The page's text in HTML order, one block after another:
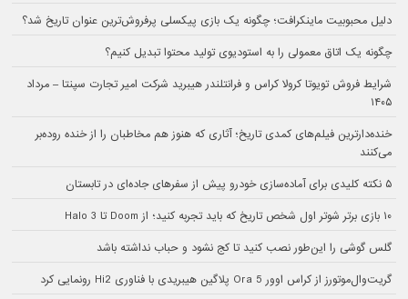
دلیل محبوبیت ماینکرافت؛ چگونه یک بازی پیکسلی پرفروش‌ترین عنوان تاریخ شد؟
چگونه یک اتاق معمولی را به استودیوی تولید محتوا تبدیل کنیم؟
شرایط فروش تویوتا کرولا کراس و فرانتلندر هیبرید شرکت امیر تجارت سپنتا – مرداد
۱۴۰۵
خنده‌دارترین فیلم‌های کمدی تاریخ؛ آثاری که هنوز هم مخاطبان را از خنده روده‌بر
می‌کنند
۵ نکته کلیدی برای آماده‌سازی خودرو پیش از سفرهای جاده‌ای در تابستان
۱۰ بازی برتر شوتر اول شخص تاریخ که باید تجربه کنید؛ از Doom تا Halo 3
گلس گوشی را این‌طور نصب کنید تا کج نشود و حباب نداشته باشد
گریت‌وال‌موتورز از کراس اوور Ora 5 پلاگین هیبریدی با فناوری Hi2 رونمایی کرد